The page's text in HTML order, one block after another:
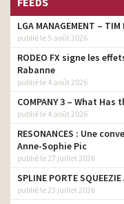
LGA MANAGEMENT –
publié le 5 août 2026
RODEO FX signe les
Rabanne
publié le 4 août 2026
COMPANY 3 – What Has
publié le 4 août 2026
RESONANCES : Une
Anne-Sophie Pic
publié le 27 juillet 2026
SPLINE PORTE
publié le 23 juillet 2026